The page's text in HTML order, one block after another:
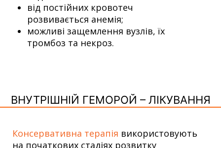
від постійних кровотеч
розвивається анемія;
можливі защемлення вузлів, їх
тромбоз та некроз.
ВНУТРІШНІЙ ГЕМОРОЙ – ЛІКУВАННЯ
Консервативна терапія використовують
на початкових стадіях розвитку